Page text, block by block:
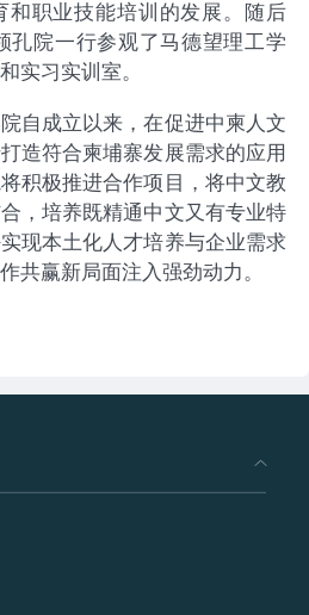
和职业技能培训的发展。随后
孔院一行参观了马德望理工学
实习实训室。
自成立以来，在促进中柬人文
造符合柬埔寨发展需求的应用
积极推进合作项目，将中文教
，培养既精通中文又有专业特
现本土化人才培养与企业需求
共赢新局面注入强劲动力。